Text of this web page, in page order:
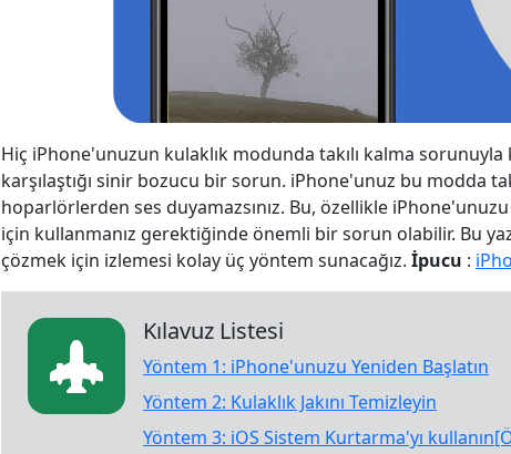
Hiç iPhone'unuzun kulaklık modunda takılı kalma sorunuyla
karşılaştığı sinir bozucu bir sorun. iPhone'unuz bu modda
hoparlörlerden ses duyamazsınız. Bu, özellikle
için kullanmanız gerektiğinde önemli bir sorun olabilir. Bu
çözmek için izlemesi kolay üç yöntem sunacağız. İpucu :
Kılavuz Listesi
Yöntem 1: iPhone'unuzu Yeniden Başlatın
Yöntem 2: Kulaklık Jakını Temizleyin
Yöntem 3: iOS Sistem Kurtarma'yı